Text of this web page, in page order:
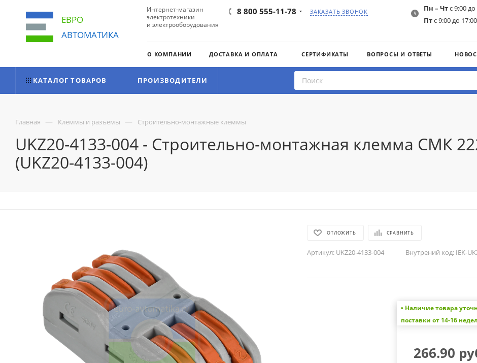
ЕВРО
АВТОМАТИКА
Интернет-магазин
электротехники
и электрооборудования
8 800 555-11-78 ЗАКАЗАТЬ ЗВОНОК Пн – Чтс 9:00
Птс 9:00 до 17:00
О КОМПАНИИ ДОСТАВКА И ОПЛАТА СЕРТИФИКАТЫ ВОПРОСЫ И ОТВЕТЫ
КАТАЛОГ ТОВАРОВ ПРОИЗВОДИТЕЛИ
Главная — Клеммы и разъемы — Строительно-монтажные клеммы
UKZ20-4133-004 - Строительно-монтажная клемма СМК
(UKZ20-4133-004)
ОТЛОЖИТЬ СРАВНИТЬ
Артикул: UKZ20-4133-004 Внутрений код: IEK-
• Наличие товара
поставки от 14-16
266.90